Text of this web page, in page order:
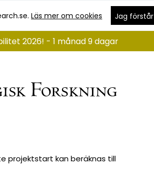
Läs mer om cookies Jag förstår
2026! - 1 månad 9 dagar
projektstart kan beräknas till